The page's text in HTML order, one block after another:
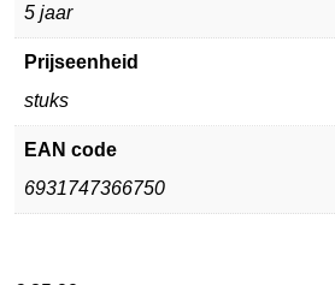
5 jaar
Prijseenheid
stuks
EAN code
6931747366750